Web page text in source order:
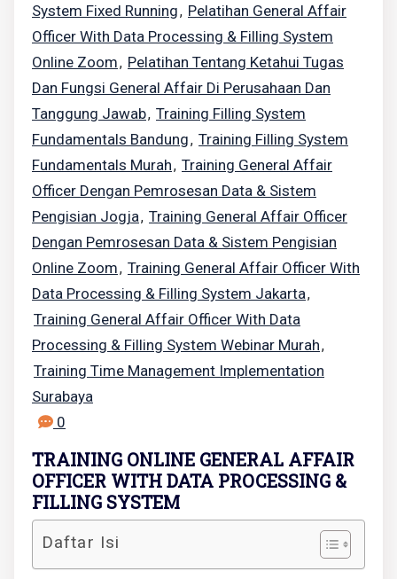
System Fixed Running, Pelatihan General Affair
Officer With Data Processing & Filling System
Online Zoom, Pelatihan Tentang Ketahui Tugas
Dan Fungsi General Affair Di Perusahaan Dan
Tanggung Jawab, Training Filling System
Fundamentals Bandung, Training Filling System
Fundamentals Murah, Training General Affair
Officer Dengan Pemrosesan Data & Sistem
Pengisian Jogja, Training General Affair Officer
Dengan Pemrosesan Data & Sistem Pengisian
Online Zoom, Training General Affair Officer With
Data Processing & Filling System Jakarta,
Training General Affair Officer With Data
Processing & Filling System Webinar Murah,
Training Time Management Implementation
Surabaya
0
TRAINING ONLINE GENERAL AFFAIR
OFFICER WITH DATA PROCESSING &
FILLING SYSTEM
Daftar Isi